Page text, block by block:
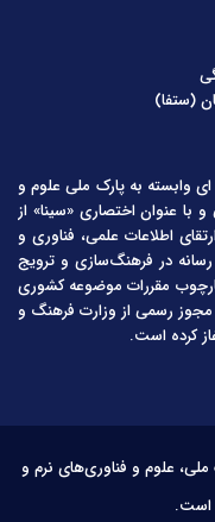
(ستفا)
ای وابسته به پارک ملی علوم و
با عنوان اختصاری «سینا» از
و ارتقای اطلاعات علمی، فناوری و
رسانه در فرهنگ‌سازی و ترویج
مقررات موضوعه کشوری
رسمی از وزارت فرهنگ و
علوم و فناوری‌های نرم و
است.